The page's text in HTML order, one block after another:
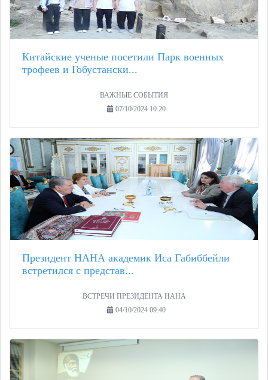
Китайские ученые посетили Парк военных
трофеев и Гобустански...
ВАЖНЫЕ СОБЫТИЯ
07/10/2024 10:20
Президент НАНА академик Иса Габиббейли
встретился с представ...
ВСТРЕЧИ ПРЕЗИДЕНТА НАНА
04/10/2024 09:40